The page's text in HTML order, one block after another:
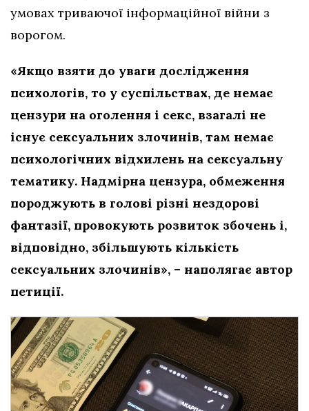
умовах триваючої інформаційної війни з
ворогом.
«Якщо взяти до уваги дослідження
психологів, то у суспільствах, де немає
цензури на оголення і секс, взагалі не
існує сексуальних злочинів, там немає
психологічних відхилень на сексуальну
тематику. Надмірна цензура, обмеження
породжують в голові різні нездорові
фантазії, провокують розвиток збочень і,
відповідно, збільшують кількість
сексуальних злочинів», – наполягає автор
петиції.